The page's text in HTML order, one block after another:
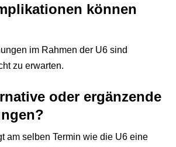
können
im Rahmen der U6 sind
zu erwarten.
oder ergänzende
am selben Termin wie die U6 eine